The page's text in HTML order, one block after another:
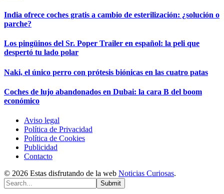
India ofrece coches gratis a cambio de esterilización: ¿solución o
parche?
Los pingüinos del Sr. Poper Trailer en español: la peli que
despertó tu lado polar
Naki, el único perro con prótesis biónicas en las cuatro patas
Coches de lujo abandonados en Dubai: la cara B del boom
económico
Aviso legal
Política de Privacidad
Política de Cookies
Publicidad
Contacto
© 2026 Estas disfrutando de la web Noticias Curiosas.
Submit